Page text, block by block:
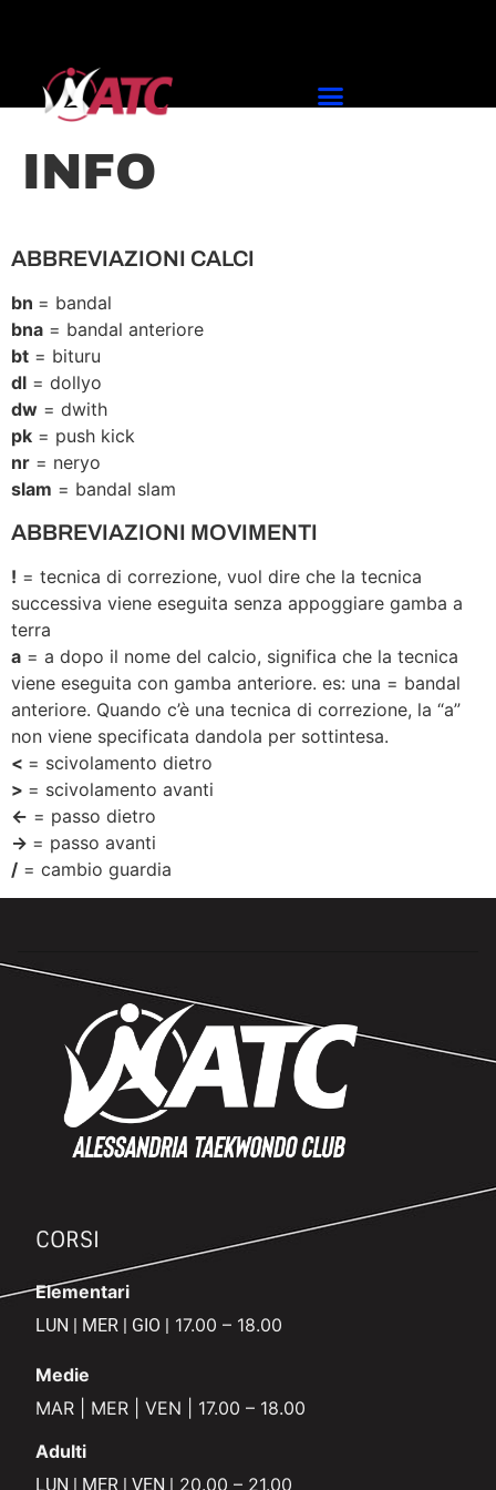
INFO
ABBREVIAZIONI CALCI
bn = bandal
bna = bandal anteriore
bt = bituru
dl = dollyo
dw = dwith
pk = push kick
nr = neryo
slam = bandal slam
ABBREVIAZIONI MOVIMENTI
! = tecnica di correzione, vuol dire che la tecnica
successiva viene eseguita senza appoggiare gamba a
terra
a = a dopo il nome del calcio, significa che la tecnica
viene eseguita con gamba anteriore. es: una = bandal
anteriore. Quando c’è una tecnica di correzione, la “a”
non viene specificata dandola per sottintesa.
< = scivolamento dietro
> = scivolamento avanti
<- = passo dietro
-> = passo avanti
/ = cambio guardia
CORSI
Elementari
LUN | MER | GIO | 17.00 – 18.00
Medie
MAR | MER | VEN | 17.00 – 18.00
Adulti
LUN | MER | VEN | 20.00 – 21.00